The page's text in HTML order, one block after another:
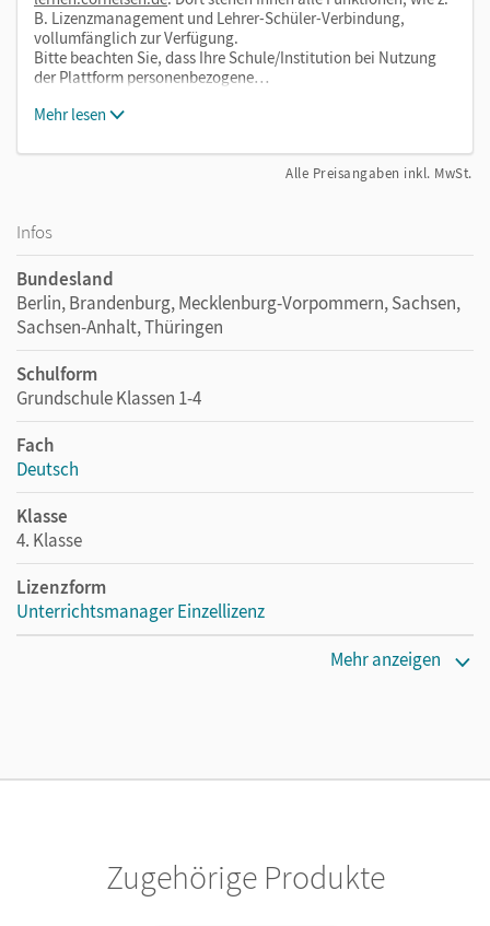
B. Lizenzmanagement und Lehrer-Schüler-Verbindung,
vollumfänglich zur Verfügung.
Bitte beachten Sie, dass Ihre Schule/Institution bei Nutzung
der Plattform personenbezogene…
Mehr lesen
Alle Preisangaben inkl. MwSt.
Infos
Bundesland
Berlin, Brandenburg, Mecklenburg-Vorpommern, Sachsen,
Sachsen-Anhalt, Thüringen
Schulform
Grundschule Klassen 1-4
Fach
Deutsch
Klasse
4. Klasse
Lizenzform
Unterrichtsmanager Einzellizenz
Unterrichtsmanagers solange das Lehrwerk erhältlich ist.
Mehr anzeigen
Zugehörige Produkte